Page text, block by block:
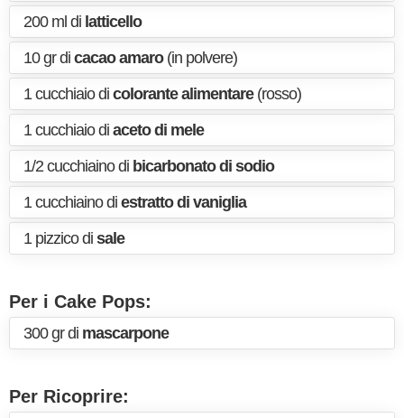
200 ml di latticello
10 gr di cacao amaro(in polvere)
1 cucchiaio di colorante alimentare(rosso)
1 cucchiaio di aceto di mele
1/2 cucchiaino di bicarbonato di sodio
1 cucchiaino di estratto di vaniglia
1 pizzico di sale
Per i Cake Pops:
300 gr di mascarpone
Per Ricoprire: